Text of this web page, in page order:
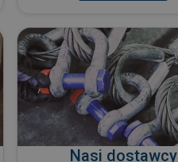
Nasi dostawcy